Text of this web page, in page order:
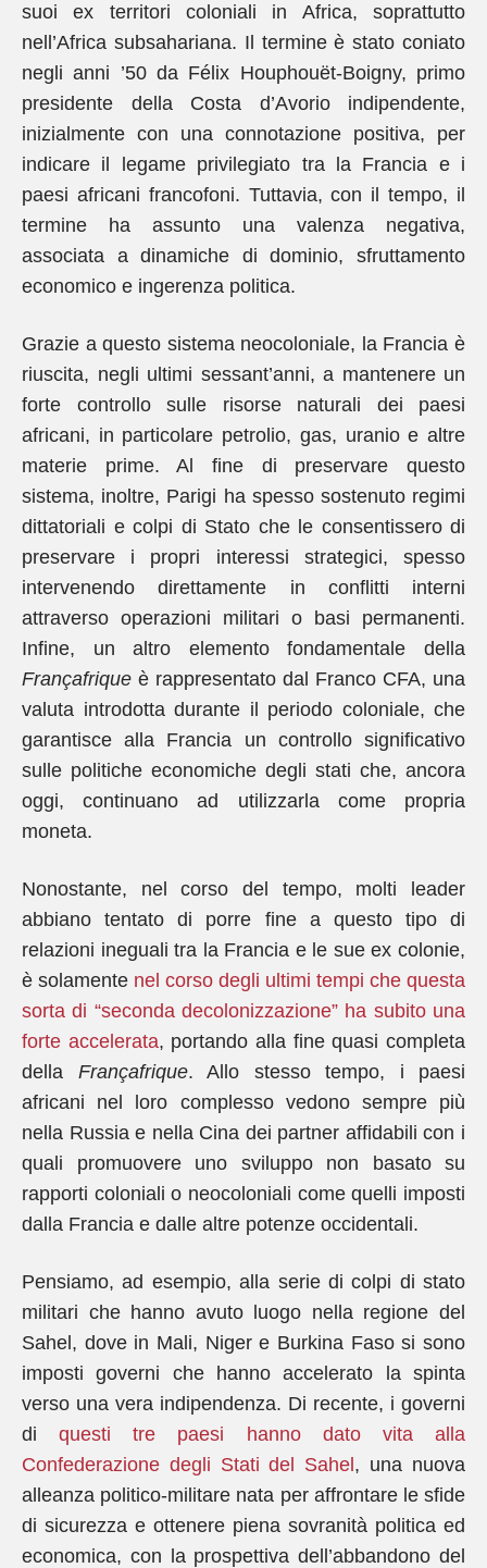
suoi ex territori coloniali in Africa, soprattutto
nell’Africa subsahariana. Il termine è stato coniato
negli anni ’50 da Félix Houphouët-Boigny, primo
presidente della Costa d’Avorio indipendente,
inizialmente con una connotazione positiva, per
indicare il legame privilegiato tra la Francia e i
paesi africani francofoni. Tuttavia, con il tempo, il
termine ha assunto una valenza negativa,
associata a dinamiche di dominio, sfruttamento
economico e ingerenza politica.
Grazie a questo sistema neocoloniale, la Francia è
riuscita, negli ultimi sessant’anni, a mantenere un
forte controllo sulle risorse naturali dei paesi
africani, in particolare petrolio, gas, uranio e altre
materie prime. Al fine di preservare questo
sistema, inoltre, Parigi ha spesso sostenuto regimi
dittatoriali e colpi di Stato che le consentissero di
preservare i propri interessi strategici, spesso
intervenendo direttamente in conflitti interni
attraverso operazioni militari o basi permanenti.
Infine, un altro elemento fondamentale della
Françafrique è rappresentato dal Franco CFA, una
valuta introdotta durante il periodo coloniale, che
garantisce alla Francia un controllo significativo
sulle politiche economiche degli stati che, ancora
oggi, continuano ad utilizzarla come propria
moneta.
Nonostante, nel corso del tempo, molti leader
abbiano tentato di porre fine a questo tipo di
relazioni ineguali tra la Francia e le sue ex colonie,
è solamente nel corso degli ultimi tempi che questa
sorta di “seconda decolonizzazione” ha subito una
forte accelerata, portando alla fine quasi completa
della Françafrique. Allo stesso tempo, i paesi
africani nel loro complesso vedono sempre più
nella Russia e nella Cina dei partner affidabili con i
quali promuovere uno sviluppo non basato su
rapporti coloniali o neocoloniali come quelli imposti
dalla Francia e dalle altre potenze occidentali.
Pensiamo, ad esempio, alla serie di colpi di stato
militari che hanno avuto luogo nella regione del
Sahel, dove in Mali, Niger e Burkina Faso si sono
imposti governi che hanno accelerato la spinta
verso una vera indipendenza. Di recente, i governi
diquesti tre paesi hanno dato vita alla
Confederazione degli Stati del Sahel , una nuova
alleanza politico-militare nata per affrontare le sfide
di sicurezza e ottenere piena sovranità politica ed
economica, con la prospettiva dell’abbandono del